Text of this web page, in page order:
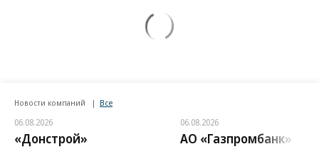
Новости компаний Все
06.08.2026
«Донстрой»
06.08.2026
АО «Газпромбанк»